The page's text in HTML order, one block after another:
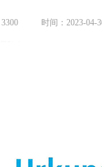
3300 时间：2023-04-